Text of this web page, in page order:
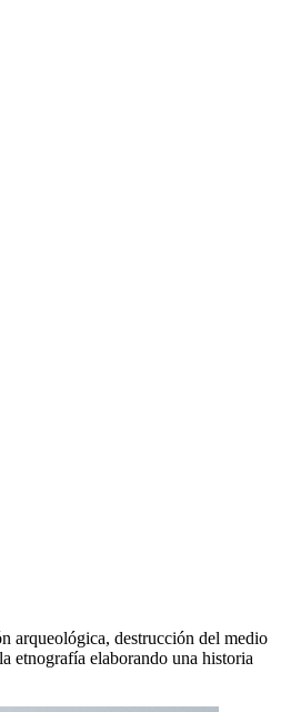
arqueológica, destrucción del medio
etnografía elaborando una historia